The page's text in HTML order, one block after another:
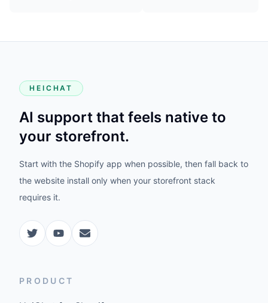
HEICHAT
AI support that feels native to
your storefront.
Start with the Shopify app when possible, then fall back to
the website install only when your storefront stack
requires it.
PRODUCT